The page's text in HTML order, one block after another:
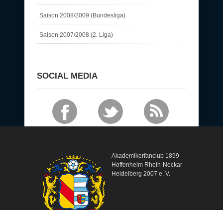
Saison 2008/2009 (Bundesliga)
Saison 2007/2008 (2. Liga)
SOCIAL MEDIA
Akademikerfanclub 1899
Hoffenheim Rhein-Neckar
Heidelberg 2007 e. V.